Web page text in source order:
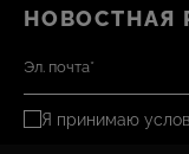
НОВОСТНАЯ
Я принимаю